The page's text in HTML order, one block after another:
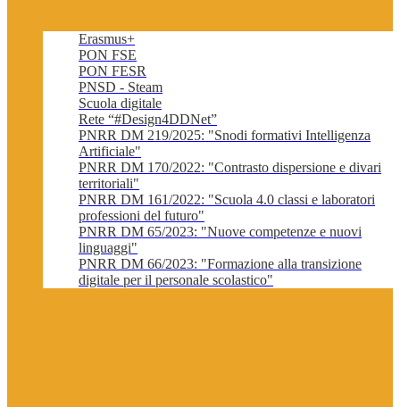
Erasmus+
PON FSE
PON FESR
PNSD - Steam
Scuola digitale
Rete “#Design4DDNet”
PNRR DM 219/2025: "Snodi formativi Intelligenza
Artificiale"
PNRR DM 170/2022: "Contrasto dispersione e divari
territoriali"
PNRR DM 161/2022: "Scuola 4.0 classi e laboratori
professioni del futuro"
PNRR DM 65/2023: "Nuove competenze e nuovi
linguaggi"
PNRR DM 66/2023: "Formazione alla transizione
digitale per il personale scolastico"